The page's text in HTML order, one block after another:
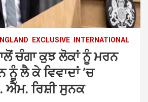
EXCLUSIVE INTERNATIONAL
ਚੰਗਾ ਕੁਝ ਲੋਕਾਂ ਨੂੰ ਮਰਨ
ਨੂੰ ਲੈ ਕੇ ਵਿਵਾਦਾਂ ’ਚ
ਐੱਮ. ਰਿਸ਼ੀ ਸੁਨਕ